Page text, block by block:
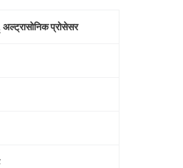
अल्ट्रासोनिक प्रोसेसर